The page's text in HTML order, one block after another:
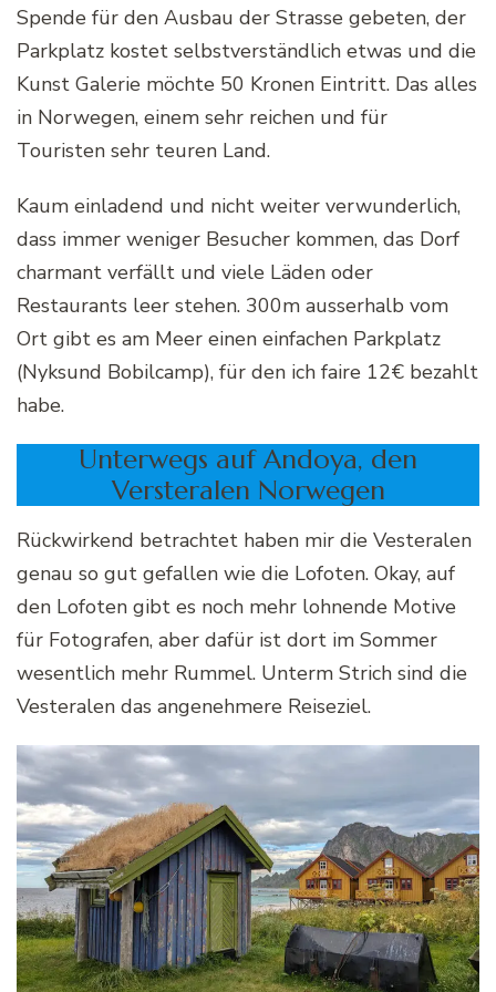
Spende für den Ausbau der Strasse gebeten, der
Parkplatz kostet selbstverständlich etwas und die
Kunst Galerie möchte 50 Kronen Eintritt. Das alles
in Norwegen, einem sehr reichen und für
Touristen sehr teuren Land.
Kaum einladend und nicht weiter verwunderlich,
dass immer weniger Besucher kommen, das Dorf
charmant verfällt und viele Läden oder
Restaurants leer stehen. 300m ausserhalb vom
Ort gibt es am Meer einen einfachen Parkplatz
(Nyksund Bobilcamp), für den ich faire 12€ bezahlt
habe.
Unterwegs auf Andoya, den
Versteralen Norwegen
Rückwirkend betrachtet haben mir die Vesteralen
genau so gut gefallen wie die Lofoten. Okay, auf
den Lofoten gibt es noch mehr lohnende Motive
für Fotografen, aber dafür ist dort im Sommer
wesentlich mehr Rummel. Unterm Strich sind die
Vesteralen das angenehmere Reiseziel.